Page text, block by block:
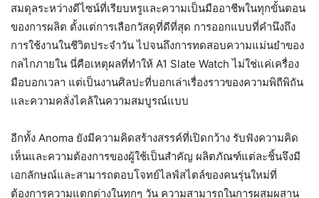
สมดุลระหว่างดีไซน์ที่เรียบหรูและความเป็นมืออาชีพในทุกขั้นตอน
ของการผลิต ตั้งแต่การเลือกวัสดุที่ดีที่สุด การออกแบบที่คำนึงถึง
การใช้งานในชีวิตประจำวัน ไปจนถึงการทดสอบความแม่นยำของ
กลไกภายใน นี่คือเหตุผลที่ทำให้ A1 Slate Watch ไม่ใช่แค่เครื่อง
มือบอกเวลา แต่เป็นงานศิลปะที่บอกเล่าเรื่องราวของความพิถีพิถัน
และความคลั่งไคล้ในความสมบูรณ์แบบ
อีกทั้ง Anoma ยังมีความคิดสร้างสรรค์ที่เปิดกว้าง รับฟังความคิด
เห็นและความต้องการของผู้ใช้เป็นสำคัญ ผลิตภัณฑ์แต่ละชิ้นจึงมี
เอกลักษณ์และสามารถตอบโจทย์ไลฟ์สไตล์ของคนรุ่นใหม่ที่
ต้องการความแตกต่างในทุกๆ วัน ความสามารถในการผสมผสาน